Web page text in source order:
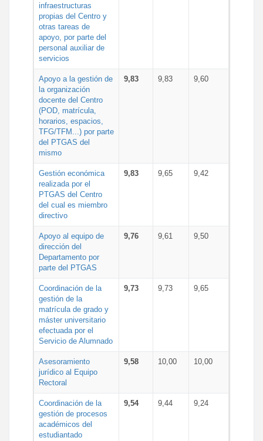
infraestructuras
propias del Centro y
otras tareas de
apoyo, por parte del
personal auxiliar de
servicios
Apoyo a la gestión de
la organización
docente del Centro
(POD, matrícula,
horarios, espacios,
TFG/TFM...) por parte
del PTGAS del
mismo
9,83 9,83 9,60
Gestión económica
realizada por el
PTGAS del Centro
del cual es miembro
directivo
9,83 9,65 9,42
Apoyo al equipo de
dirección del
Departamento por
parte del PTGAS
9,76 9,61 9,50
Coordinación de la
gestión de la
matrícula de grado y
máster universitario
efectuada por el
Servicio de Alumnado
9,73 9,73 9,65
Asesoramiento
jurídico al Equipo
Rectoral
9,58 10,00 10,00
Coordinación de la
gestión de procesos
académicos del
estudiantado
9,54 9,44 9,24